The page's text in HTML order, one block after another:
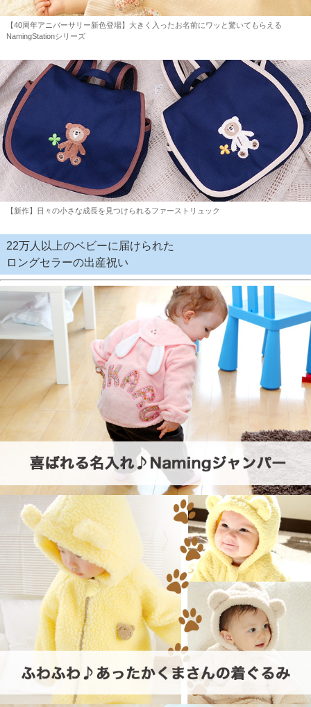
【40周年アニバーサリー新色登場】大きく入ったお名前にワッと驚いてもらえる
NamingStationシリーズ
【新作】日々の小さな成長を見つけられるファーストリュック
22万人以上のベビーに届けられた
ロングセラーの出産祝い